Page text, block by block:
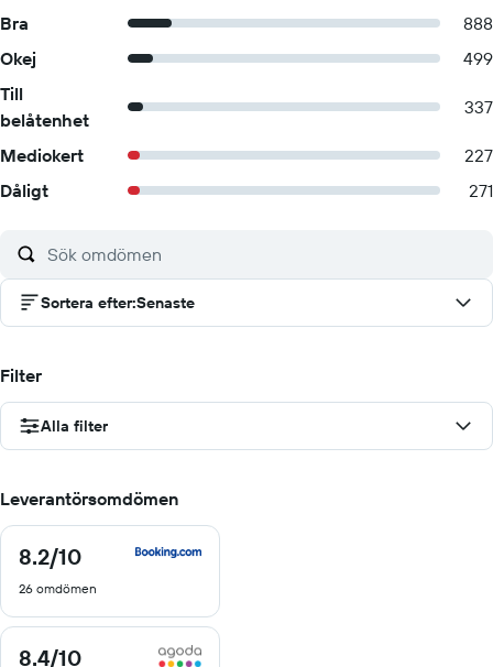
Bra
888
Okej
499
Till
belåtenhet
337
Mediokert
227
Dåligt
271
Sortera efter:Senaste
Filter
Alla filter
Leverantörsomdömen
8.2/10
8.2
10
26 omdömen
8.4/10
8.4